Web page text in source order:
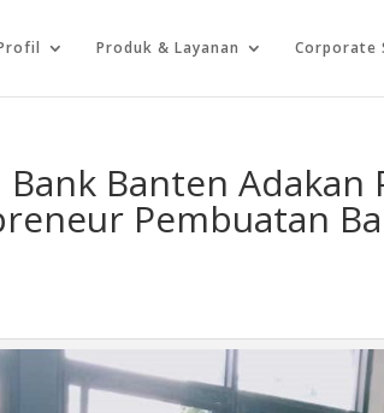
Produk & Layanan Corporate
Banten Adakan
Pembuatan